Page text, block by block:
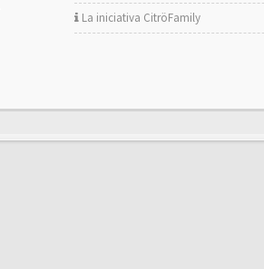
La iniciativa CitröFamily